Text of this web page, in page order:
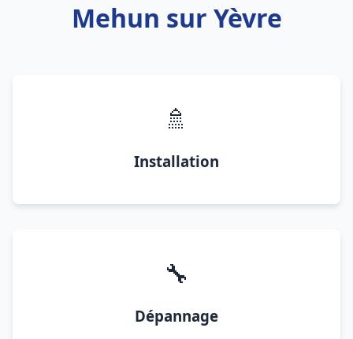
Mehun sur Yèvre
🚿
Installation
🔧
Dépannage